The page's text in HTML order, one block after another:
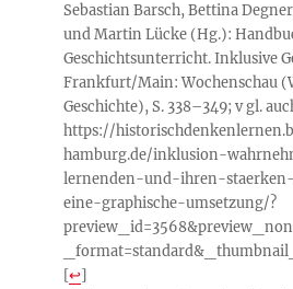
Sebastian Barsch, Bettina
und Martin Lücke (Hg.):
Geschichtsunterricht. Inklusive
Frankfurt/Main: Wochenschau
Geschichte), S. 338–349; v gl.
https://
hamburg.de/inklusion-
lernenden-und-ihren-
eine-graphische-umsetzung/?
[↩]